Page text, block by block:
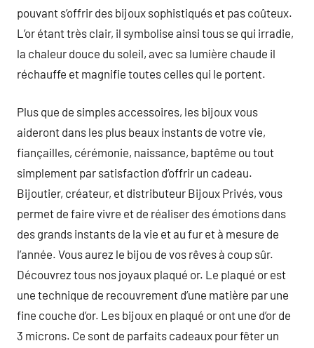
pouvant s’offrir des bijoux sophistiqués et pas coûteux.
L’or étant très clair, il symbolise ainsi tous se qui irradie,
la chaleur douce du soleil, avec sa lumière chaude il
réchauffe et magnifie toutes celles qui le portent.
Plus que de simples accessoires, les bijoux vous
aideront dans les plus beaux instants de votre vie,
fiançailles, cérémonie, naissance, baptême ou tout
simplement par satisfaction d’offrir un cadeau.
Bijoutier, créateur, et distributeur Bijoux Privés, vous
permet de faire vivre et de réaliser des émotions dans
des grands instants de la vie et au fur et à mesure de
l’année. Vous aurez le bijou de vos rêves à coup sûr.
Découvrez tous nos joyaux plaqué or. Le plaqué or est
une technique de recouvrement d’une matière par une
fine couche d’or. Les bijoux en plaqué or ont une d’or de
3 microns. Ce sont de parfaits cadeaux pour fêter un